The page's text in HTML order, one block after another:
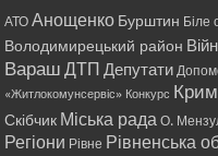
АТО Анощенко Бурштин Біле
Володимирецький район
Вараш ДТП Депутати
«Житлокомунсервіс» Конкурс
Скібчик Міська рада О.
Регіони Рівне Рівненська